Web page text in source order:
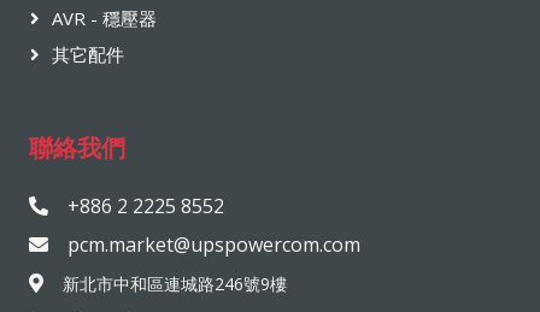
AVR - 穩壓器
其它配件
聯絡我們
+886 2 2225 8552
pcm.market@upspowercom.com
新北市中和區連城路246號9樓